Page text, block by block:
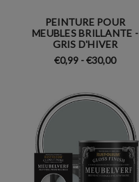
PEINTURE POUR
MEUBLES BRILLANTE -
GRIS D'HIVER
€0,99 - €30,00